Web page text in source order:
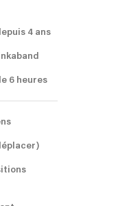
4 ans
6 heures